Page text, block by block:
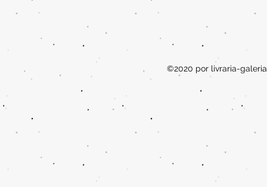
©2020 por livraria-